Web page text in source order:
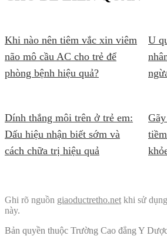
Khi nào nên tiêm vắc xin viêm
não mô cầu AC cho trẻ để
phòng bệnh hiệu quả?
U
Dính thắng môi trên ở trẻ em:
Dấu hiệu nhận biết sớm và
cách chữa trị hiệu quả
Ghi rõ nguồn giaoductretho.net khi sử
này.
Bản quyền thuộc Trường Cao đẳng Y